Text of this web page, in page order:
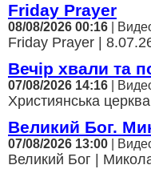
Friday Prayer
08/08/2026 00:16 |
Friday Prayer |
Вечір хвали та
07/08/2026 14:16 |
Християнська
Великий Бог.
07/08/2026 13:00 |
Великий Бог |